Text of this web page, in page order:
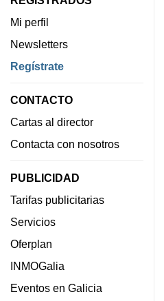
Mi perfil
Newsletters
Regístrate
CONTACTO
Cartas al director
Contacta con nosotros
PUBLICIDAD
Tarifas publicitarias
Servicios
Oferplan
INMOGalia
Eventos en Galicia